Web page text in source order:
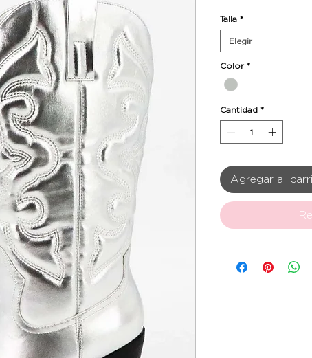
Talla *
Elegir
Color *
Cantidad *
Agregar al